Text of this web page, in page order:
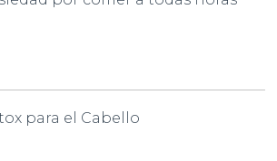
para el Cabello